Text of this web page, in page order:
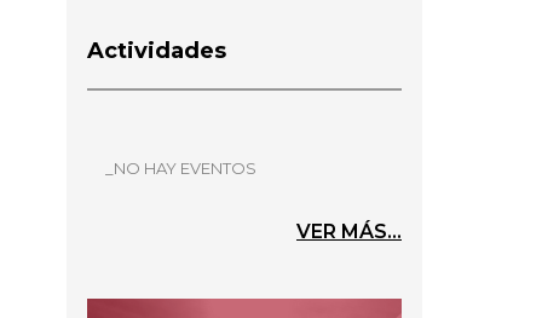
Actividades
_NO HAY EVENTOS
VER MÁS...